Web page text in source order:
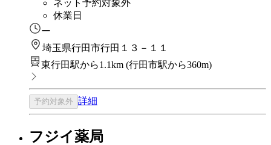
ネット予約対象外
休業日
ー
埼玉県行田市行田１３－１１
東行田駅から1.1km (行田市駅から360m)
予約対象外 詳細
フジイ薬局